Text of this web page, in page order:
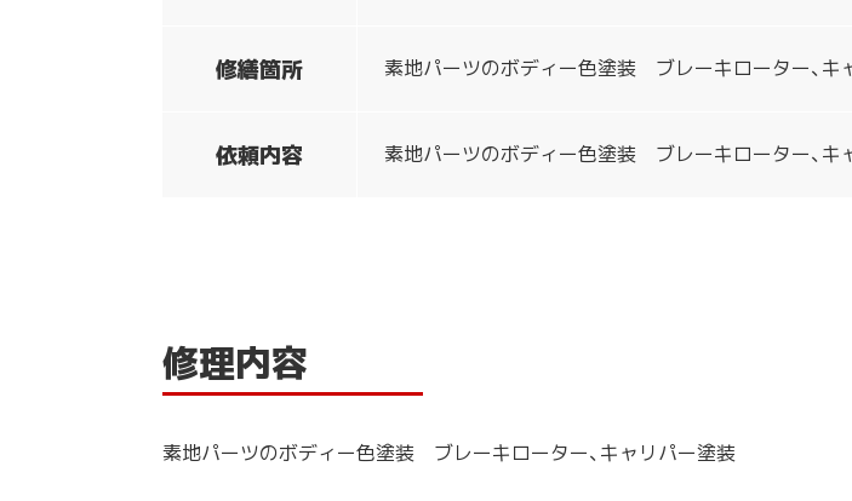
修繕箇所 素地パーツのボディー色塗装 ブレーキローター、キ
依頼内容 素地パーツのボディー色塗装 ブレーキローター、キ
修理内容
素地パーツのボディー色塗装 ブレーキローター、キャリパー塗装